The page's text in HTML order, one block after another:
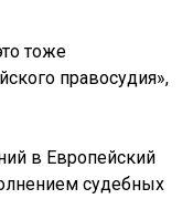
тоже
правосудия»,
в Европейский
судебных